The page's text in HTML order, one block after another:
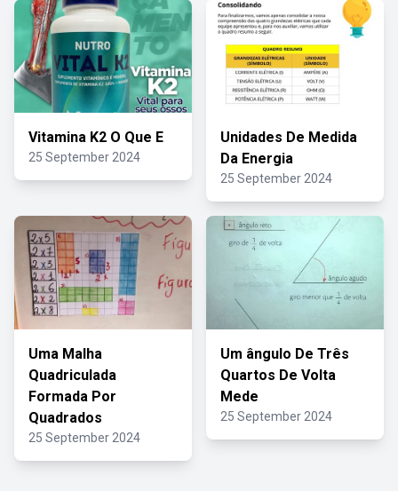
Vitamina K2 O Que E
25 September 2024
Unidades De Medida
Da Energia
25 September 2024
Uma Malha
Quadriculada
Formada Por
Quadrados
25 September 2024
Um ângulo De Três
Quartos De Volta
Mede
25 September 2024